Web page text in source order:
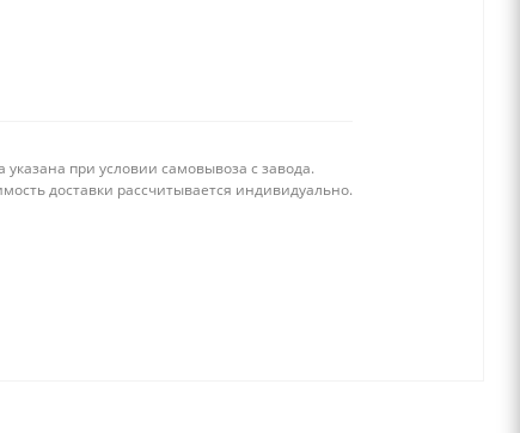
указана при условии самовывоза с завода.
доставки рассчитывается индивидуально.